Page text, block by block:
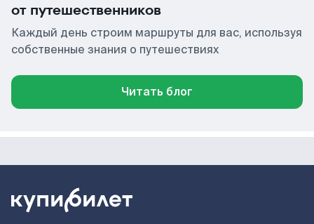
от путешественников
Каждый день строим маршруты для вас, используя
собственные знания о путешествиях
Читать блог